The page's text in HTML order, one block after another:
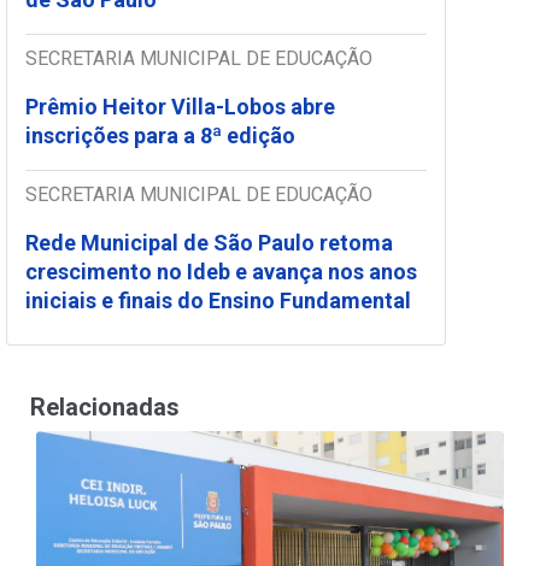
SECRETARIA MUNICIPAL DE EDUCAÇÃO
Prêmio Heitor Villa-Lobos abre
inscrições para a 8ª edição
SECRETARIA MUNICIPAL DE EDUCAÇÃO
Rede Municipal de São Paulo retoma
crescimento no Ideb e avança nos anos
iniciais e finais do Ensino Fundamental
Relacionadas